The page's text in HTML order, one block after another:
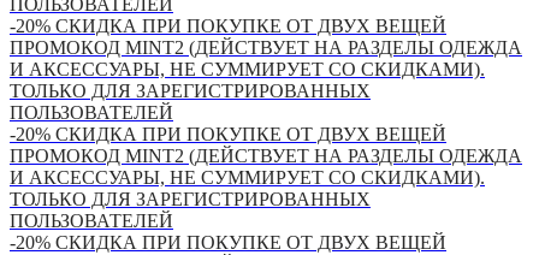
ПОЛЬЗОВАТЕЛЕЙ
-20% СКИДКА ПРИ ПОКУПКЕ ОТ ДВУХ ВЕЩЕЙ
ПРОМОКОД MINT2 (ДЕЙСТВУЕТ НА РАЗДЕЛЫ ОДЕЖДА
И АКСЕССУАРЫ, НЕ СУММИРУЕТ СО СКИДКАМИ).
ТОЛЬКО ДЛЯ ЗАРЕГИСТРИРОВАННЫХ
ПОЛЬЗОВАТЕЛЕЙ
-20% СКИДКА ПРИ ПОКУПКЕ ОТ ДВУХ ВЕЩЕЙ
ПРОМОКОД MINT2 (ДЕЙСТВУЕТ НА РАЗДЕЛЫ ОДЕЖДА
И АКСЕССУАРЫ, НЕ СУММИРУЕТ СО СКИДКАМИ).
ТОЛЬКО ДЛЯ ЗАРЕГИСТРИРОВАННЫХ
ПОЛЬЗОВАТЕЛЕЙ
-20% СКИДКА ПРИ ПОКУПКЕ ОТ ДВУХ ВЕЩЕЙ